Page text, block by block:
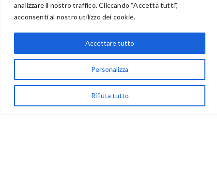
analizzare il nostro traffico. Cliccando “Accetta tutti”,
acconsenti al nostro utilizzo dei cookie.
Personalizza
Rifiuta tutto
Accettare tutto
BENVENUTI NEL PORTALE RIVENDITORI
via Acqua delle Noci 12
83024 Monteforte Irpino (AV)
(+39) 081-7777233